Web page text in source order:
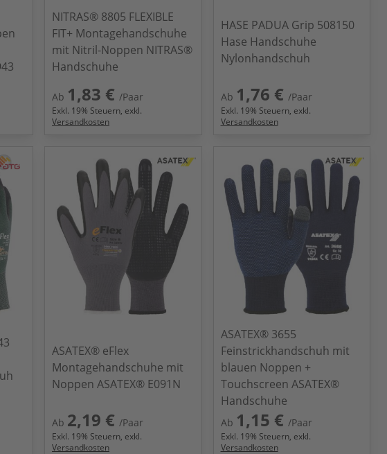
NITRAS® 8805 FLEXIBLE
FIT+ Montagehandschuhe
mit Nitril-Noppen NITRAS®
Handschuhe
Ab 1,83 € /Paar
Exkl. 19% Steuern, exkl.
Versandkosten
HASE PADUA Grip 508150
Hase Handschuhe
Nylonhandschuh
Ab 1,76 € /Paar
Exkl. 19% Steuern, exkl.
Versandkosten
ASATEX® eFlex
Montagehandschuhe mit
Noppen ASATEX® E091N
Ab 2,19 € /Paar
Exkl. 19% Steuern, exkl.
Versandkosten
ASATEX® 3655
Feinstrickhandschuh mit
blauen Noppen +
Touchscreen ASATEX®
Handschuhe
Ab 1,15 € /Paar
Exkl. 19% Steuern, exkl.
Versandkosten